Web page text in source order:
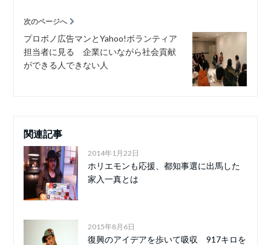
次のページへ
プロボノ広告マンとYahoo!ボランティア
担当者に見る 企業にいながら社会貢献
ができる人できない人
関連記事
2014年1月22日
ホリエモンも応援、都知事選に出馬した
家入一真とは
2015年8月6日
復興のアイデアを歩いて吸収 917キロを